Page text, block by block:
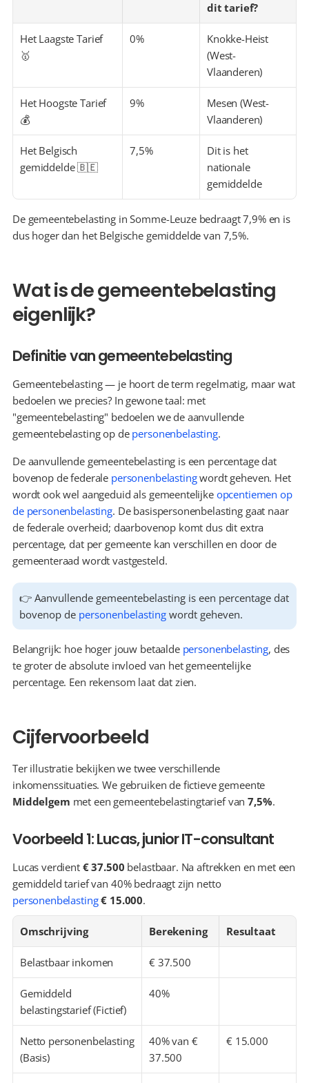
dit tarief?
Het Laagste Tarief
🥇
0%
Knokke-Heist
(West-
Vlaanderen)
Het Hoogste Tarief
💰
9%
Mesen (West-
Vlaanderen)
Het Belgisch
gemiddelde 🇧🇪
7,5%
Dit is het
nationale
gemiddelde
De gemeentebelasting in Somme-Leuze bedraagt 7,9% en is
dus hoger dan het Belgische gemiddelde van 7,5%.
Wat is de gemeentebelasting
eigenlijk?
Definitie van gemeentebelasting
Gemeentebelasting — je hoort de term regelmatig, maar wat
bedoelen we precies? In gewone taal: met
"gemeentebelasting" bedoelen we de aanvullende
gemeentebelasting op de personenbelasting.
De aanvullende gemeentebelasting is een percentage dat
bovenop de federale personenbelasting wordt geheven. Het
wordt ook wel aangeduid als gemeentelijke opcentiemen op
de personenbelasting. De basispersonenbelasting gaat naar
de federale overheid; daarbovenop komt dus dit extra
percentage, dat per gemeente kan verschillen en door de
gemeenteraad wordt vastgesteld.
👉 Aanvullende gemeentebelasting is een percentage dat
bovenop de personenbelasting wordt geheven.
Belangrijk: hoe hoger jouw betaalde personenbelasting, des
te groter de absolute invloed van het gemeentelijke
percentage. Een rekensom laat dat zien.
Cijfervoorbeeld
Ter illustratie bekijken we twee verschillende
Middelgem met een gemeentebelastingtarief van 7,5%.
Voorbeeld 1: Lucas, junior IT-consultant
Lucas verdient € 37.500 belastbaar. Na aftrekken en met een
gemiddeld tarief van 40% bedraagt zijn netto
personenbelasting€ 15.000.
Omschrijving Berekening Resultaat
Belastbaar inkomen € 37.500
Gemiddeld
belastingstarief (Fictief)
40%
Netto personenbelasting
(Basis)
40% van €
37.500
€ 15.000